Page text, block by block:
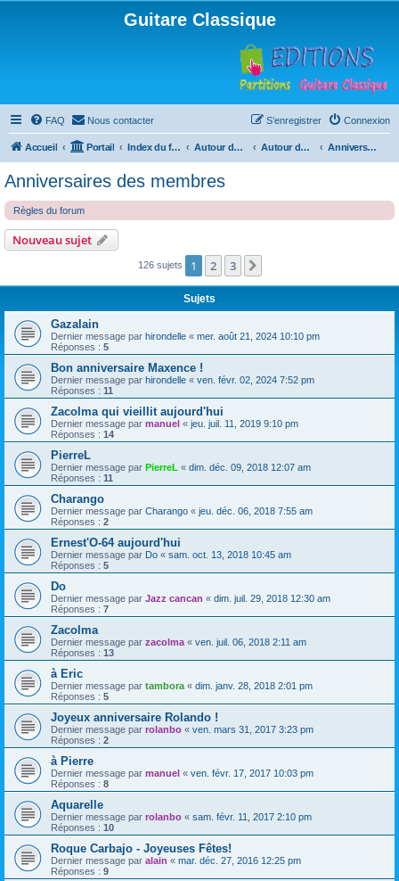
Guitare Classique
FAQ Nous contacter Connexion
S’enregistrer
Accueil Portail Index du forum Autour de la machine à café Autour de la machine à café Anniversaires des membres
Anniversaires des membres
Règles du forum
Nouveau sujet
126 sujets 1 2 3
Sujets
Gazalain
Dernier message par hirondelle « mer. août 21, 2024 10:10 pm
Réponses : 5
Bon anniversaire Maxence !
Dernier message par hirondelle « ven. févr. 02, 2024 7:52 pm
Réponses : 11
Zacolma qui vieillit aujourd'hui
Dernier message par manuel « jeu. juil. 11, 2019 9:10 pm
Réponses : 14
PierreL
Dernier message par PierreL « dim. déc. 09, 2018 12:07 am
Réponses : 11
Charango
Dernier message par Charango « jeu. déc. 06, 2018 7:55 am
Réponses : 2
Ernest'O-64 aujourd'hui
Dernier message par Do « sam. oct. 13, 2018 10:45 am
Réponses : 5
Do
Dernier message par Jazz cancan « dim. juil. 29, 2018 12:30 am
Réponses : 7
Zacolma
Dernier message par zacolma « ven. juil. 06, 2018 2:11 am
Réponses : 13
à Eric
Dernier message par tambora « dim. janv. 28, 2018 2:01 pm
Réponses : 5
Joyeux anniversaire Rolando !
Dernier message par rolanbo « ven. mars 31, 2017 3:23 pm
Réponses : 2
à Pierre
Dernier message par manuel « ven. févr. 17, 2017 10:03 pm
Réponses : 8
Aquarelle
Dernier message par rolanbo « sam. févr. 11, 2017 2:10 pm
Réponses : 10
Roque Carbajo - Joyeuses Fêtes!
Dernier message par alain « mar. déc. 27, 2016 12:25 pm
Réponses : 9